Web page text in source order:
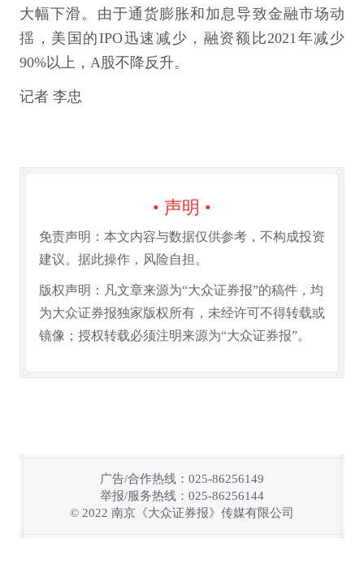
大幅下滑。由于通货膨胀和加息导致金融市场动
揺，美国的IPO迅速减少，融资额比2021年减少
90%以上，A股不降反升。
记者 李忠
• 声明 •
免责声明：本文内容与数据仅供参考，不构成投资
建议。据此操作，风险自担。
版权声明：凡文章来源为“大众证券报”的稿件，均
为大众证券报独家版权所有，未经许可不得转载或
镜像；授权转载必须注明来源为“大众证券报”。
广告/合作热线：025-86256149
举报/服务热线：025-86256144
© 2022 南京《大众证券报》传媒有限公司
链接复制成功！